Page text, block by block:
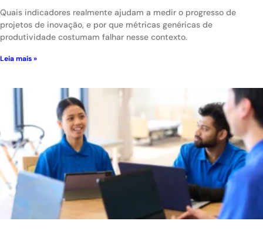
Quais indicadores realmente ajudam a medir o progresso de
projetos de inovação, e por que métricas genéricas de
produtividade costumam falhar nesse contexto.
Leia mais »